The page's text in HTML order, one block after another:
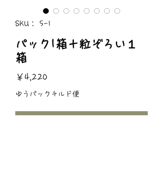
SKU： 5-1
パック1箱＋粒ぞろい１
箱
￥4,220価
格
ゆうパックチルド便